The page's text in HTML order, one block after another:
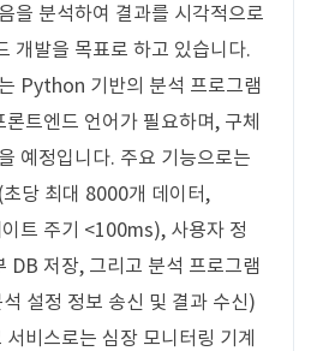
을 분석하여 결과를 시각적으로
개발을 목표로 하고 있습니다.
Python 기반의 분석 프로그램
트엔드 언어가 필요하며, 구체
예정입니다. 주요 기능으로는
당 최대 8000개 데이터,
트 주기 <100ms), 사용자 정
DB 저장, 그리고 분석 프로그램
설정 정보 송신 및 결과 수신)
비스로는 심장 모니터링 기계